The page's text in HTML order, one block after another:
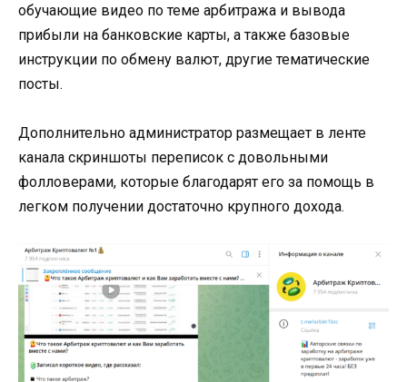
обучающие видео по теме арбитража и вывода
прибыли на банковские карты, а также базовые
инструкции по обмену валют, другие тематические
посты.
Дополнительно администратор размещает в ленте
канала скриншоты переписок с довольными
фолловерами, которые благодарят его за помощь в
легком получении достаточно крупного дохода.